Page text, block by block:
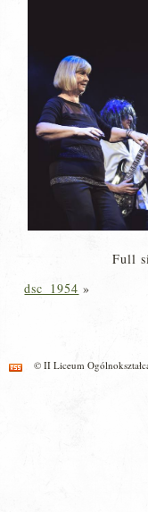
Full
dsc_1954 »
© II Liceum